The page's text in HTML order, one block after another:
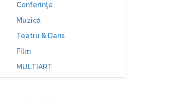
Conferinţe
Muzică
Teatru & Dans
Film
MULTIART